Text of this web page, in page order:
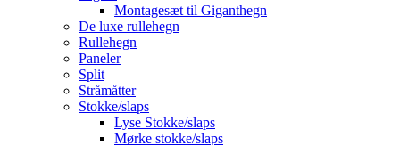
Montagesæt til Giganthegn
De luxe rullehegn
Rullehegn
Paneler
Split
Stråmåtter
Stokke/slaps
Lyse Stokke/slaps
Mørke stokke/slaps